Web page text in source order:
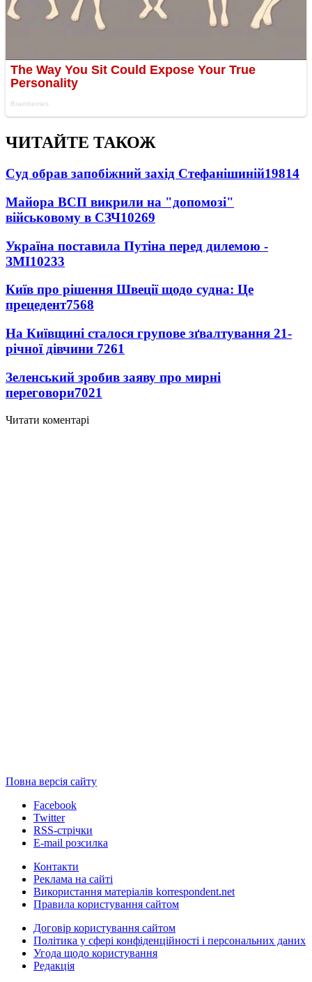
ЧИТАЙТЕ ТАКОЖ
Суд обрав запобіжний захід Стефанішиній19814
Майора ВСП викрили на "допомозі"
військовому в СЗЧ10269
Україна поставила Путіна перед дилемою -
ЗМІ10233
Київ про рішення Швеції щодо судна: Це
прецедент7568
На Київщині сталося групове зґвалтування 21-
річної дівчини 7261
Зеленський зробив заяву про мирні
переговори7021
Читати коментарі
Повна версія сайту
Facebook
Twitter
RSS-стрічки
E-mail розсилка
Контакти
Реклама на сайті
Використання матеріалів korrespondent.net
Правила користування сайтом
Договір користування сайтом
Політика у сфері конфіденційності і персональних даних
Угода щодо користування
Редакція